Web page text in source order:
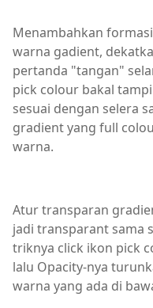
Menambahkan
warna gadient,
pertanda "tangan"
pick colour bakal
sesuai dengan selera
gradient yang full
warna.
Atur transparan
jadi transparant sama
triknya click ikon pick
lalu Opacity-nya
warna yang ada di